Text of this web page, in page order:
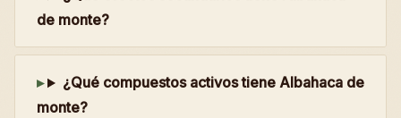
de monte?
¿Qué compuestos activos tiene Albahaca de
monte?